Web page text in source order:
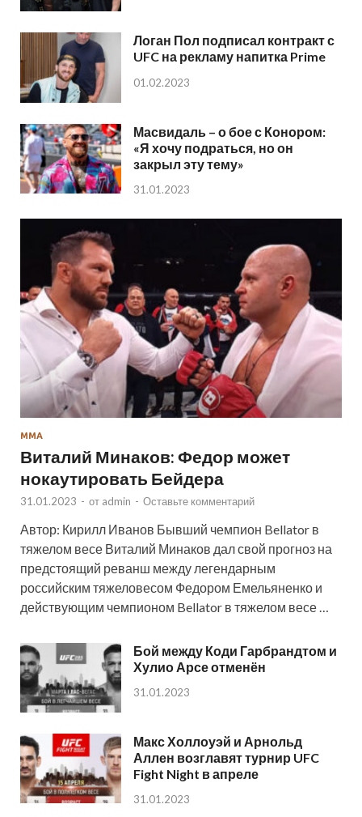
Логан Пол подписал контракт с
UFC на рекламу напитка Prime
01.02.2023
Масвидаль – о бое с Конором:
«Я хочу подраться, но он
закрыл эту тему»
31.01.2023
ММА
Виталий Минаков: Федор может
нокаутировать Бейдера
31.01.2023 - от admin - Оставьте комментарий
Автор: Кирилл Иванов Бывший чемпион Bellator в
тяжелом весе Виталий Минаков дал свой прогноз на
предстоящий реванш между легендарным
российским тяжеловесом Федором Емельяненко и
действующим чемпионом Bellator в тяжелом весе …
Бой между Коди Гарбрандтом и
Хулио Арсе отменён
31.01.2023
Макс Холлоуэй и Арнольд
Аллен возглавят турнир UFC
Fight Night в апреле
31.01.2023